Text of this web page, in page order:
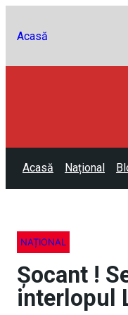
Acasă
Acasă Național
NAȚIONAL
Şocant !
interlopul